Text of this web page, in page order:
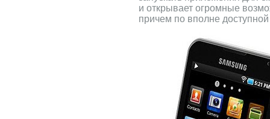
и открывает огромные
причем по вполне